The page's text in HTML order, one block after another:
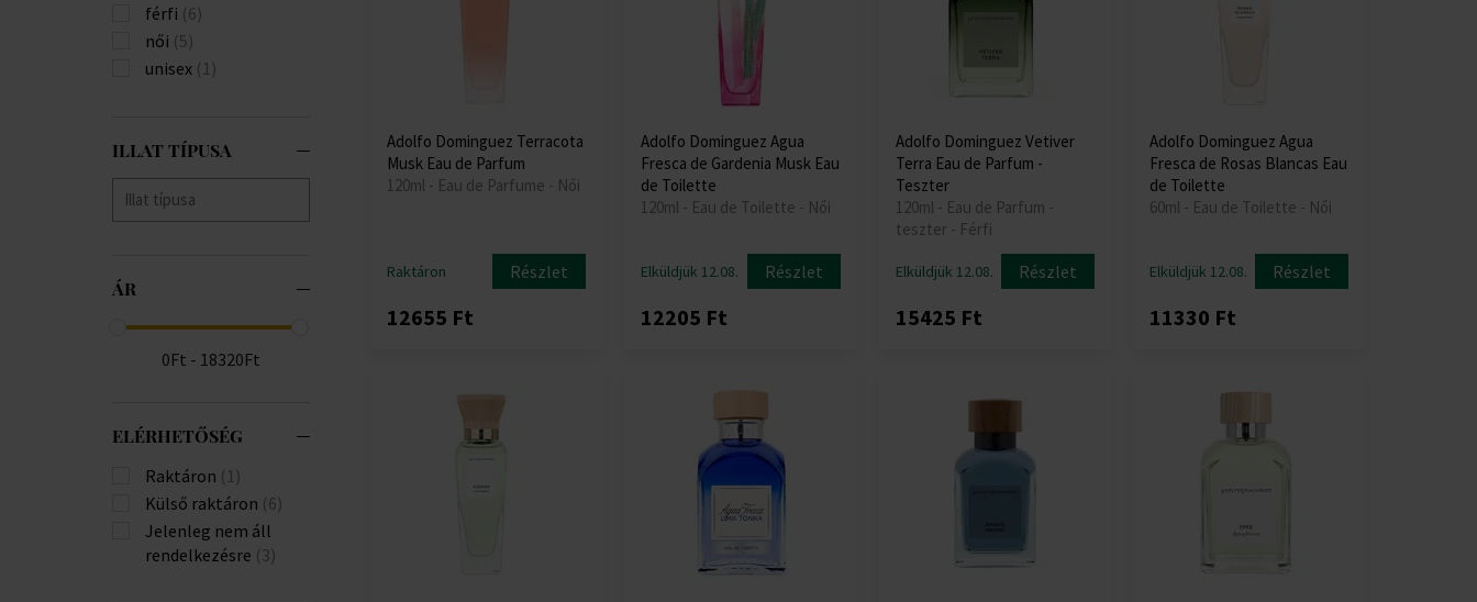
férfi (6)
női (5)
unisex (1)
ILLAT TÍPUSA
ÁR
0Ft - 18320Ft
ELÉRHETŐSÉG
Raktáron (1)
Külső raktáron (6)
Jelenleg nem áll
rendelkezésre (3)
Adolfo Dominguez Terracota
Musk Eau de Parfum
120ml - Eau de Parfume - Női
Raktáron Részlet
12655 Ft
Adolfo Dominguez Agua
Fresca de Gardenia Musk Eau
de Toilette
120ml - Eau de Toilette - Női
Elküldjük 12.08. Részlet
12205 Ft
Adolfo Dominguez Vetiver
Terra Eau de Parfum -
Teszter
120ml - Eau de Parfum -
teszter - Férfi
Elküldjük 12.08. Részlet
15425 Ft
Adolfo Dominguez Agua
Fresca de Rosas Blancas Eau
de Toilette
60ml - Eau de Toilette - Női
Elküldjük 12.08. Részlet
11330 Ft